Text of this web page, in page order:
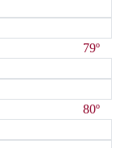
79º
80º